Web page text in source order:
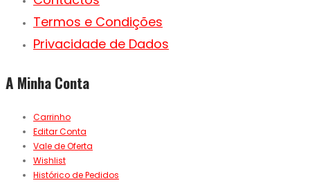
Termos e Condições
Privacidade de Dados
A Minha Conta
Carrinho
Editar Conta
Vale de Oferta
Wishlist
Histórico de Pedidos